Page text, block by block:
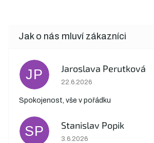
JP Jaroslava Perutková
Hodnocení obchodu je 5 z 5
22.6.2026
Spokojenost, vše v pořádku
SP Stanislav Popik
Hodnocení obchodu je 5 z 5
3.6.2026